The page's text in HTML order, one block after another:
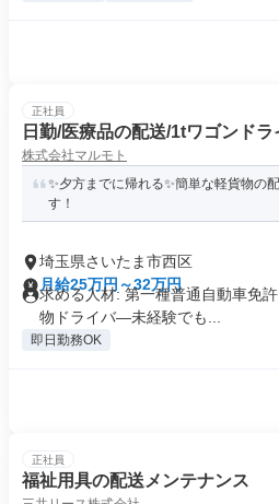
正社員
日勤/医療品の配送/1tワゴンドラ
株式会社マルモト
✨夕方までに帰れる✨簡単な軽貨物の
す！
埼玉県さいたま市西区
月給25万円～32万円
求める人材: 第一種普通自動車免
物ドライバ―未経験でも...
即日勤務OK
正社員
福祉用具の配送メンテナンス